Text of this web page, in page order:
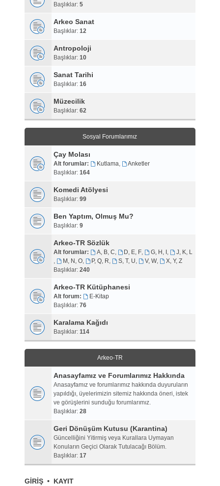
Başlıklar: 5
Arkeo Sanat
Başlıklar: 12
Antropoloji
Başlıklar: 10
Sanat Tarihi
Başlıklar: 16
Müzecilik
Başlıklar: 62
Sosyal Forumlarımız
Çay Molası
Alt forumlar: Kutlama,
Anketler
Başlıklar: 164
Komedi Atölyesi
Başlıklar: 99
Ben Yaptım, Olmuş Mu?
Başlıklar: 9
Arkeo-TR Sözlük
Alt forumlar: A, B, C, D, E, F, G, H, I ,
J, K, L
,
M, N, O, P, Q, R, S, T, U, V, W,
X, Y, Z
Başlıklar: 240
Arkeo-TR Kütüphanesi
Alt forum:
E-Kitap
Başlıklar: 76
Karalama Kağıdı
Başlıklar: 114
Arkeo-TR
Anasayfamız ve Forumlarımız Hakkında
Anasayfamız ve forumlarımız hakkında duyuruların
yapıldığı, üyelerimizin sitemiz hakkında öneri, istek
ve görüşlerini sunduğu forumlarımız.
Başlıklar: 28
Geri Dönüşüm Kutusu (Karantina)
Güncelliğini Yitirmiş veya Kurallara Uymayan
Konuların Geçici Olarak Tutulacağı Bölüm.
Başlıklar: 17
GIRIŞ• KAYIT